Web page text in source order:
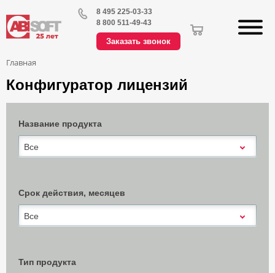
8 495 225-03-33
8 800 511-49-43
Заказать звонок
Главная
Конфигуратор лицензий
Название продукта
Все
Срок действия, месяцев
Все
Тип продукта